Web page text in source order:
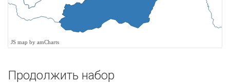
JS map by amCharts
Продолжить набор